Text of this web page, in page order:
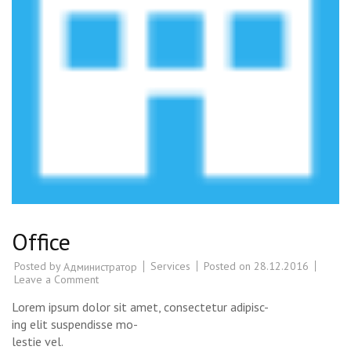
Office
Posted by Администратор Services Posted on 28.12.2016
Leave a Comment
Lorem ipsum dolor sit amet, consectetur adipisc-
ing elit suspendisse mo-
lestie vel.